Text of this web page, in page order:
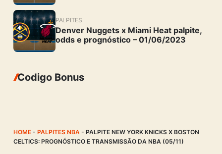
PALPITES
Denver Nuggets x Miami Heat palpite,
odds e prognóstico – 01/06/2023
Codigo Bonus
HOME- PALPITES NBA- PALPITE NEW YORK KNICKS X BOSTON
CELTICS: PROGNÓSTICO E TRANSMISSÃO DA NBA (05/11)